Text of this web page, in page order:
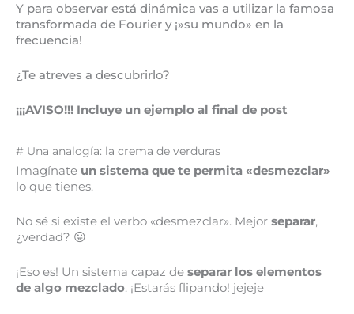
Y para observar está dinámica vas a utilizar la famosa
transformada de Fourier y ¡»su mundo» en la
frecuencia!
¿Te atreves a descubrirlo?
¡¡¡AVISO!!! Incluye un ejemplo al final de post
# Una analogía: la crema de verduras
Imagínate un sistema que te permita «desmezclar»
lo que tienes.
No sé si existe el verbo «desmezclar». Mejor separar,
¿verdad? 😛
¡Eso es! Un sistema capaz de separar los elementos
de algo mezclado. ¡Estarás flipando! jejeje